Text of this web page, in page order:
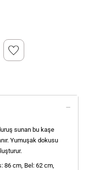
sunan bu kaşe
Yumuşak dokusu
86 cm, Bel: 62 cm,